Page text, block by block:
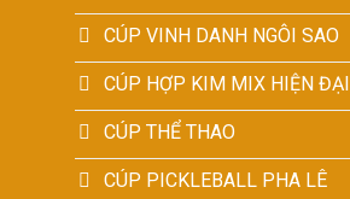
CÚP VINH DANH NGÔI SAO
CÚP HỢP KIM MIX HIỆN ĐẠI
CÚP THỂ THAO
CÚP PICKLEBALL PHA LÊ